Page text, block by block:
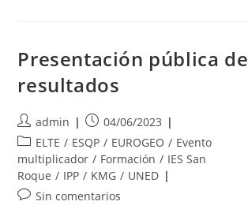
Presentación pública de
resultados
Autor
de
la
entrada:
admin
Publicación
de
la
entrada:
04/06/2023
Categoría
de
la
entrada:
ELTE / ESQP / EUROGEO / Evento
multiplicador / Formación / IES San
Roque / IPP / KMG / UNED
Comentarios
Sin comentarios